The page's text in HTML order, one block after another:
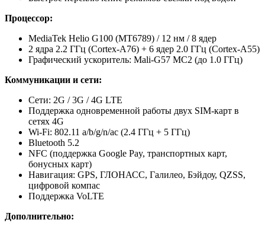
Процессор:
MediaTek Helio G100 (MT6789) / 12 нм / 8 ядер
2 ядра 2.2 ГГц (Cortex-A76) + 6 ядер 2.0 ГГц (Cortex-A55)
Графический ускоритель: Mali-G57 MC2 (до 1.0 ГГц)
Коммуникации и сети:
Сети: 2G / 3G / 4G LTE
Поддержка одновременной работы двух SIM-карт в
сетях 4G
Wi-Fi: 802.11 a/b/g/n/ac (2.4 ГГц + 5 ГГц)
Bluetooth 5.2
NFC (поддержка Google Pay, транспортных карт,
бонусных карт)
Навигация: GPS, ГЛОНАСС, Галилео, Бэйдоу, QZSS,
цифровой компас
Поддержка VoLTE
Дополнительно: